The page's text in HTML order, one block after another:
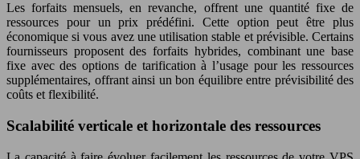
Les forfaits mensuels, en revanche, offrent une quantité fixe de
ressources pour un prix prédéfini. Cette option peut être plus
économique si vous avez une utilisation stable et prévisible. Certains
fournisseurs proposent des forfaits hybrides, combinant une base
fixe avec des options de tarification à l’usage pour les ressources
supplémentaires, offrant ainsi un bon équilibre entre prévisibilité des
coûts et flexibilité.
Scalabilité verticale et horizontale des ressources